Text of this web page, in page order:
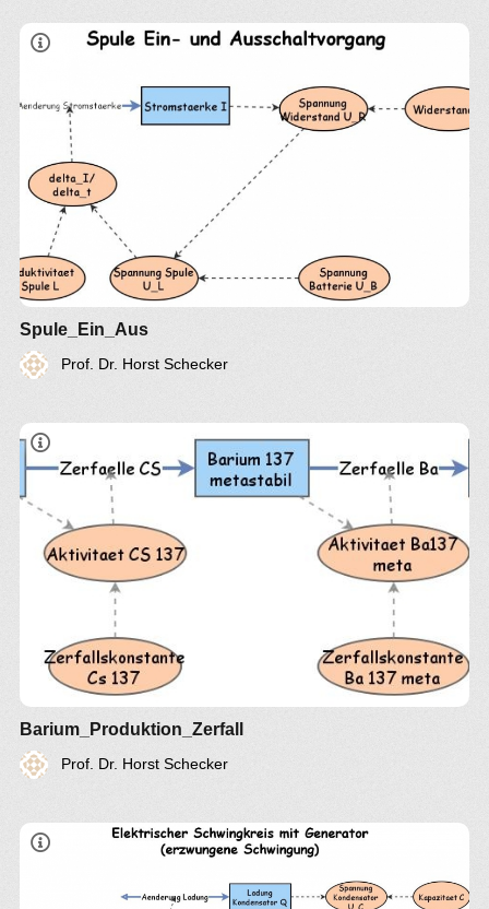
Spule_Ein_Aus
Prof. Dr. Horst Schecker
Barium_Produktion_Zerfall
Prof. Dr. Horst Schecker
UG = UL + UC + UR